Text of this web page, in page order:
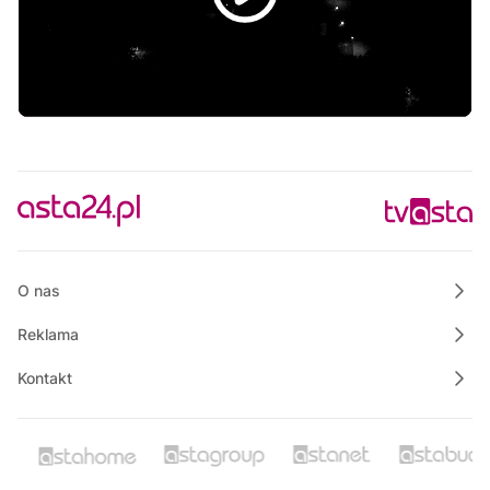
04:15
05:15
Rozmowa dnia
O nas
Reklama
Kontakt